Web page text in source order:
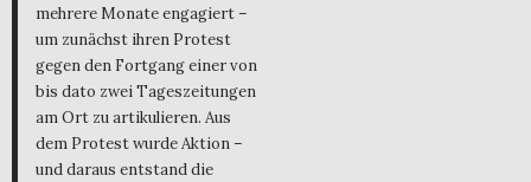
mehrere Monate engagiert –
um zunächst ihren Protest
gegen den Fortgang einer von
bis dato zwei Tageszeitungen
am Ort zu artikulieren. Aus
dem Protest wurde Aktion –
und daraus entstand die